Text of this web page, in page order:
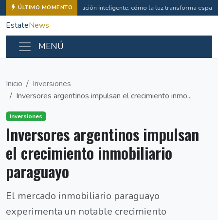
ÚLTIMO MOMENTOIluminación inteligente: cómo la luz transforma
EstateNews
MENÚ
Inicio
Inversiones
Inversores argentinos impulsan el crecimiento inmo...
Inversiones
Inversores argentinos impulsan
el crecimiento inmobiliario
paraguayo
El mercado inmobiliario paraguayo
experimenta un notable crecimiento